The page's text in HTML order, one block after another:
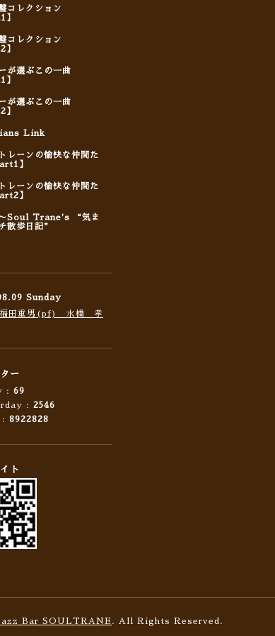
コレクション
】
コレクション
】
が選ぶこの一曲
】
が選ぶこの一曲
】
Link
レーンの愉快な仲間た
】
レーンの愉快な仲間た
】
Soul Trane's “気ま
散歩日記”
Sunday
福田重男(pf) 水橋 孝
ー
: 69
: 2546
: 8922828
ト
Bar SOULTRANE . All Rights Reserved.